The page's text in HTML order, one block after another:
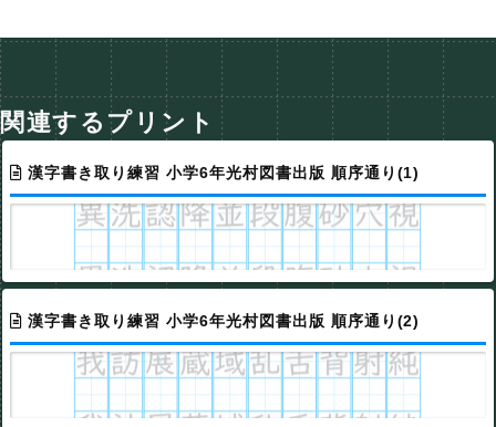
関連するプリント
漢字書き取り練習 小学6年光村図書出版 順序通り(1)
漢字書き取り練習 小学6年光村図書出版 順序通り(2)